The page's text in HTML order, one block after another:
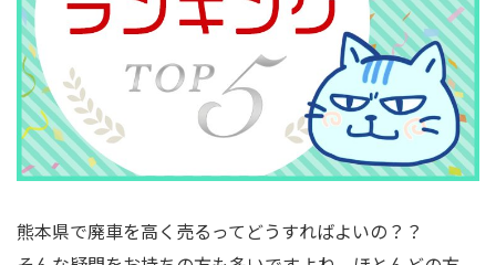
熊本県で廃車を高く売るってどうすればよいの？？